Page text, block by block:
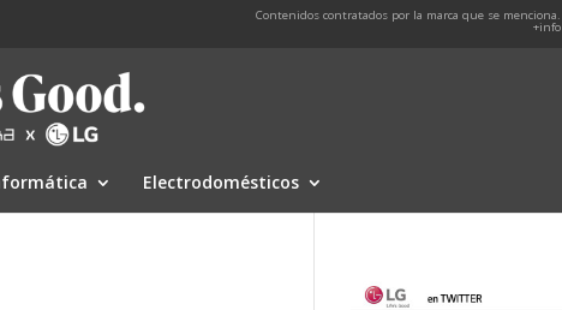
Contenidos contratados por la marca que se menciona.
+info
Electrodomésticos